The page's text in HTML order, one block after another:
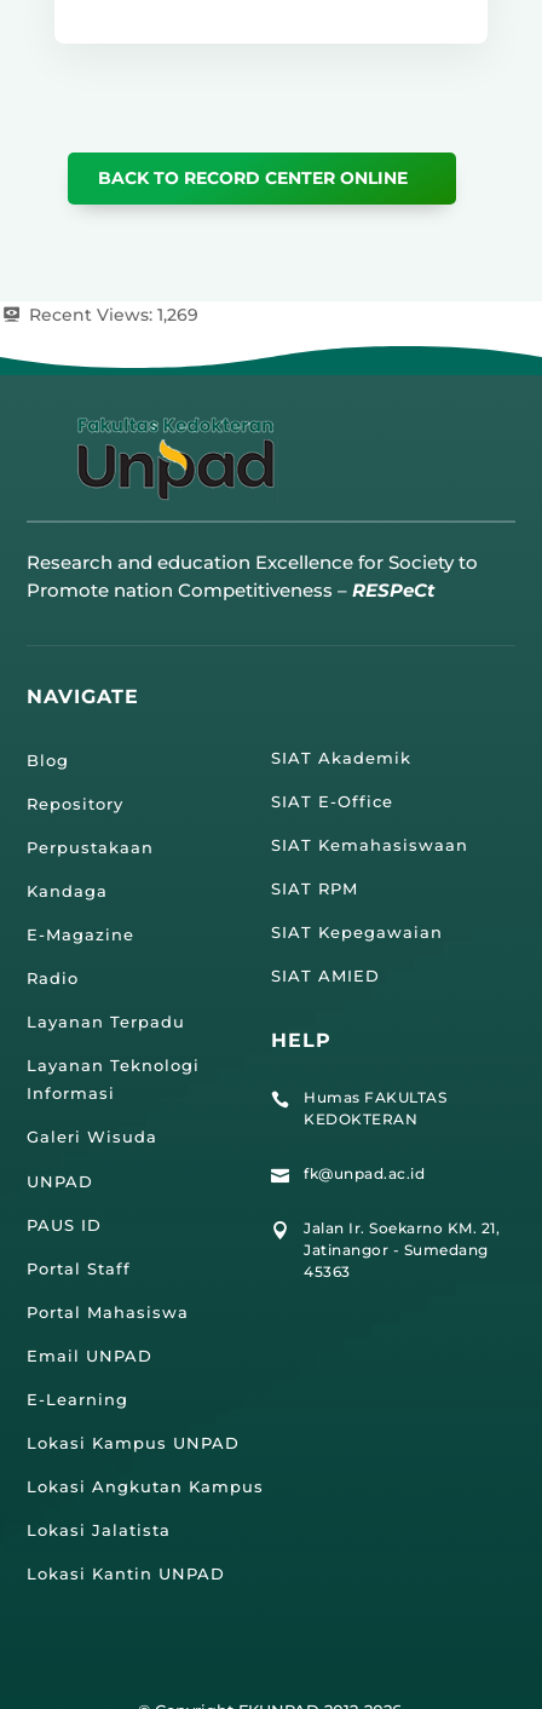
BACK TO RECORD CENTER ONLINE
Recent Views: 1,269
Research and education Excellence for Society to
Promote nation Competitiveness –RESPeCt
NAVIGATE
Blog
Repository
Perpustakaan
Kandaga
E-Magazine
Radio
Layanan Terpadu
Layanan Teknologi
Informasi
Galeri Wisuda
UNPAD
PAUS ID
Portal Staff
Portal Mahasiswa
Email UNPAD
E-Learning
Lokasi Kampus UNPAD
Lokasi Angkutan Kampus
Lokasi Jalatista
Lokasi Kantin UNPAD
SIAT Akademik
SIAT E-Office
SIAT Kemahasiswaan
SIAT RPM
SIAT Kepegawaian
SIAT AMIED
HELP

Humas FAKULTAS
KEDOKTERAN
 fk@unpad.ac.id

Jalan Ir. Soekarno KM. 21,
Jatinangor - Sumedang
45363